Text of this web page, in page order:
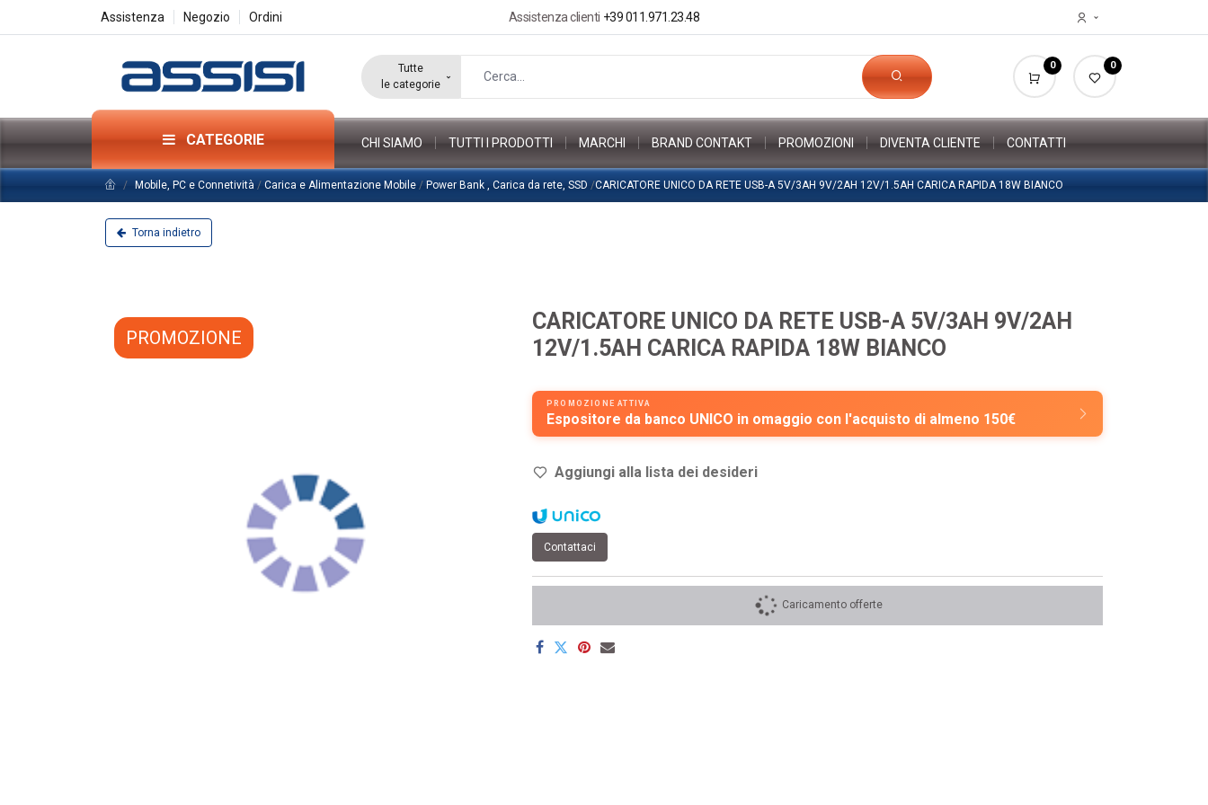
Assistenza Negozio Ordini Assistenza clienti +39 011.971.23.48
Tutte
le categorie
0 0
CATEGORIE CHI SIAMO TUTTI I PRODOTTI MARCHI BRAND CONTAKT PROMOZIONI DIVENTA CLIENTE CONTATTI
Mobile, PC e Connetività / Carica e Alimentazione Mobile / Power Bank , Carica da rete, SSD /CARICATORE UNICO DA RETE USB-A 5V/3AH 9V/2AH 12V/1.5AH CARICA RAPIDA 18W BIANCO
Torna indietro
PROMOZIONE
CARICATORE UNICO DA RETE USB-A 5V/3AH 9V/2AH
12V/1.5AH CARICA RAPIDA 18W BIANCO
PROMOZIONE ATTIVA
Espositore da banco UNICO in omaggio con l'acquisto di almeno 150€
Aggiungi alla lista dei desideri
Contattaci
Caricamento offerte